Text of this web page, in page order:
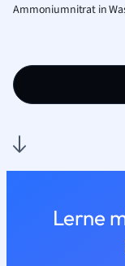
Ammoniumnitrat in
Lerne